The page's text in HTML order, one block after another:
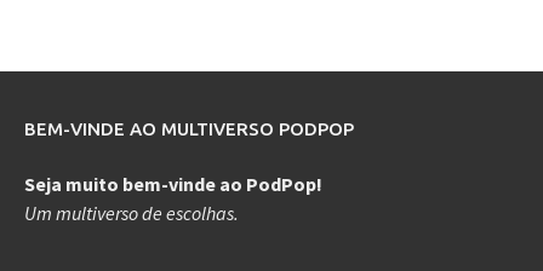
BEM-VINDE AO MULTIVERSO PODPOP
Seja muito bem-vinde ao PodPop!
Um multiverso de escolhas.